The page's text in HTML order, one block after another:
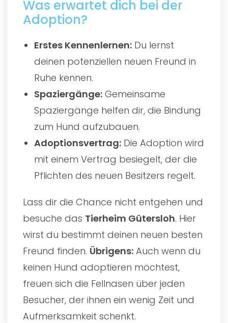
Was erwartet dich bei der
Adoption?
Erstes Kennenlernen: Du lernst
deinen potenziellen neuen Freund in
Ruhe kennen.
Spaziergänge: Gemeinsame
Spaziergänge helfen dir, die Bindung
zum Hund aufzubauen.
Adoptionsvertrag: Die Adoption wird
mit einem Vertrag besiegelt, der die
Pflichten des neuen Besitzers regelt.
Lass dir die Chance nicht entgehen und
besuche das Tierheim Gütersloh. Hier
wirst du bestimmt deinen neuen besten
Freund finden. Übrigens: Auch wenn du
keinen Hund adoptieren möchtest,
freuen sich die Fellnasen über jeden
Besucher, der ihnen ein wenig Zeit und
Aufmerksamkeit schenkt.